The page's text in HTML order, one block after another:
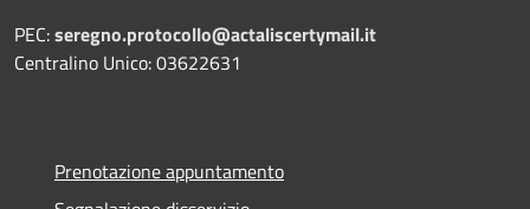
PEC:seregno.protocollo@actaliscertymail.it
Centralino Unico: 03622631
Prenotazione appuntamento